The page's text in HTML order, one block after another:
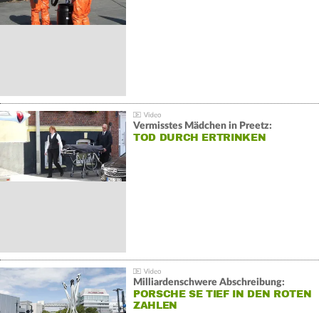
Vermisstes Mädchen in Preetz:
TOD DURCH ERTRINKEN
Milliardenschwere Abschreibung:
PORSCHE SE TIEF IN DEN ROTEN
ZAHLEN